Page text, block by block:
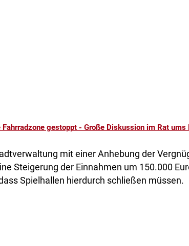
Fahrradzone gestoppt - Große Diskussion im Rat ums
mit einer Anhebung der
Steigerung der Einnahmen um 150.000
Spielhallen hierdurch schließen müssen.